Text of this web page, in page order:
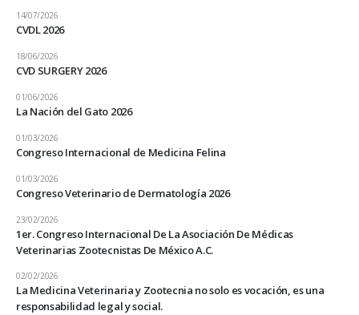
CVDL 2026
14/07/2026
CVD SURGERY 2026
18/06/2026
La Nación del Gato 2026
01/06/2026
Congreso Internacional de Medicina Felina
01/03/2026
Congreso Veterinario de Dermatología 2026
01/03/2026
1er. Congreso Internacional De La Asociación De Médicas
Veterinarias Zootecnistas De México A.C.
23/02/2026
La Medicina Veterinaria y Zootecnia no solo es vocación, es una
responsabilidad legal y social.
02/02/2026